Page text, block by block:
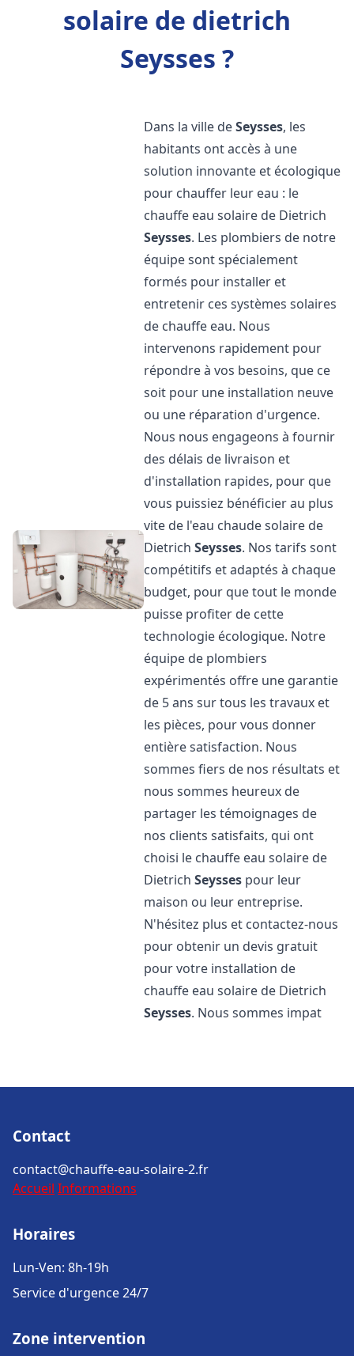
solaire de dietrich
Seysses ?
Dans la ville deSeysses, les
habitants ont accès à une
solution innovante et écologique
pour chauffer leur eau : le
chauffe eau solaire de Dietrich
Seysses. Les plombiers de notre
équipe sont spécialement
formés pour installer et
entretenir ces systèmes solaires
de chauffe eau. Nous
intervenons rapidement pour
répondre à vos besoins, que ce
soit pour une installation neuve
ou une réparation d'urgence.
Nous nous engageons à fournir
des délais de livraison et
d'installation rapides, pour que
vous puissiez bénéficier au plus
vite de l'eau chaude solaire de
DietrichSeysses. Nos tarifs sont
compétitifs et adaptés à chaque
budget, pour que tout le monde
puisse profiter de cette
technologie écologique. Notre
équipe de plombiers
expérimentés offre une garantie
de 5 ans sur tous les travaux et
les pièces, pour vous donner
entière satisfaction. Nous
sommes fiers de nos résultats et
nous sommes heureux de
partager les témoignages de
nos clients satisfaits, qui ont
choisi le chauffe eau solaire de
DietrichSeysses pour leur
maison ou leur entreprise.
N'hésitez plus et contactez-nous
pour obtenir un devis gratuit
pour votre installation de
chauffe eau solaire de Dietrich
Seysses. Nous sommes impat
Contact
contact@chauffe-eau-solaire-2.fr
Accueil Informations
Horaires
Lun-Ven: 8h-19h
Service d'urgence 24/7
Zone intervention